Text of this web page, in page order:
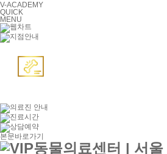
V-ACADEMY
QUICK
MENU
본문바로가기